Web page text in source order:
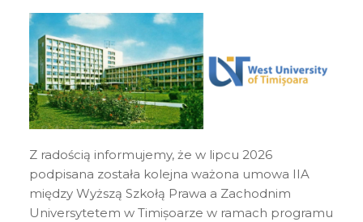
Z radością informujemy, że w lipcu 2026
podpisana została kolejna ważona umowa IIA
między Wyższą Szkołą Prawa a Zachodnim
Universytetem w Timișoarze w ramach programu